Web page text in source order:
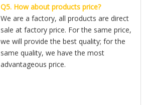
Q5. How about products price?
We are a factory, all products are direct
sale at factory price. For the same price,
we will provide the best quality; for the
same quality, we have the most
advantageous price.